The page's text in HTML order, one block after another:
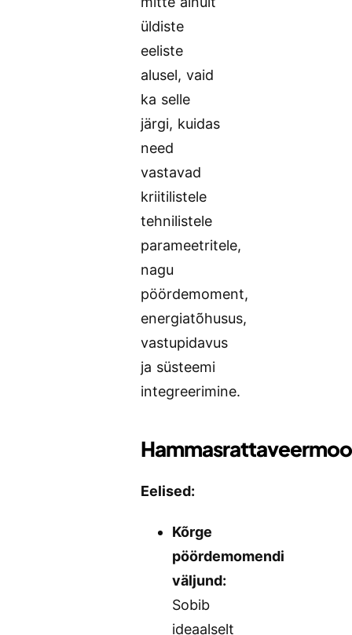
üldiste
eeliste
alusel, vaid
ka selle
järgi, kuidas
need
vastavad
kriitilistele
tehnilistele
parameetritele,
nagu
pöördemoment,
energiatõhusus,
vastupidavus
ja süsteemi
integreerimine.
Eelised:
Kõrge
pöördemomendi
väljund:
Sobib
ideaalselt